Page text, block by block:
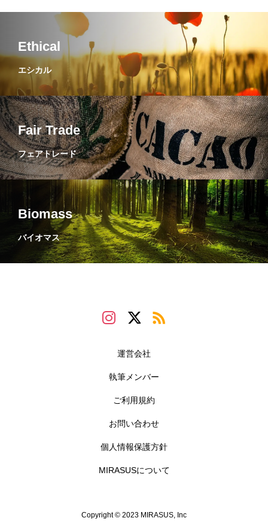
Ethical
エシカル
Fair Trade
フェアトレード
Biomass
バイオマス
運営会社
執筆メンバー
ご利用規約
お問い合わせ
個人情報保護方針
MIRASUSについて
Copyright © 2023 MIRASUS, Inc